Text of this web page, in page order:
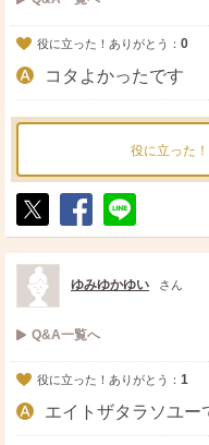
役に立った！ありがとう： 0
コタよかったです
役に立った！
ポ
ス
ト
シ
ェ
送
る
ゆみゆかゆい さん
Q&A一覧へ
役に立った！ありがとう： 1
エイトザタラソユー